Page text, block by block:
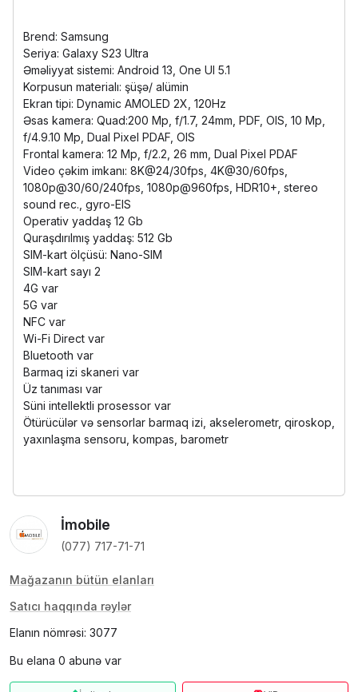
Brend: Samsung
Seriya: Galaxy S23 Ultra
Əməliyyat sistemi: Android 13, One UI 5.1
Korpusun materialı: şüşə/ alümin
Ekran tipi: Dynamic AMOLED 2X, 120Hz
Əsas kamera: Quad:200 Mp, f/1.7, 24mm, PDF, OIS, 10 Mp,
f/4.9.10 Mp, Dual Pixel PDAF, OIS
Frontal kamera: 12 Mp, f/2.2, 26 mm, Dual Pixel PDAF
Video çəkim imkanı: 8K@24/30fps, 4K@30/60fps,
1080p@30/60/240fps, 1080p@960fps, HDR10+, stereo
sound rec., gyro-EIS
Operativ yaddaş 12 Gb
Quraşdırılmış yaddaş: 512 Gb
SIM-kart ölçüsü: Nano-SIM
SIM-kart sayı 2
4G var
5G var
NFC var
Wi-Fi Direct var
Bluetooth var
Barmaq izi skaneri var
Üz tanıması var
Süni intellektli prosessor var
Ötürücülər və sensorlar barmaq izi, akselerometr, qiroskop,
yaxınlaşma sensoru, kompas, barometr
İmobile
(077) 717-71-71
Mağazanın bütün elanları
Satıcı haqqında rəylər
Elanın nömrəsi: 3077
Bu elana 0 abunə var